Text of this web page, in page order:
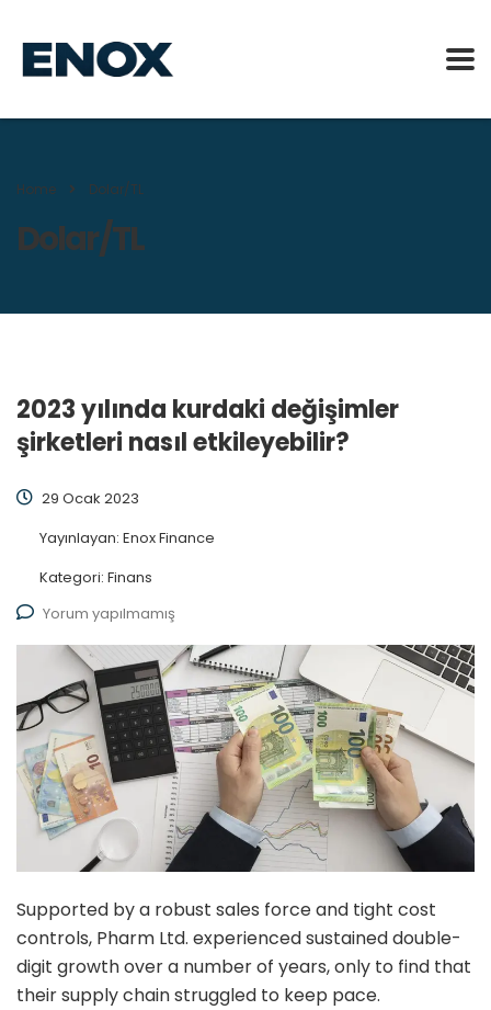
Home Dolar/TL
Dolar/TL
2023 yılında kurdaki değişimler
şirketleri nasıl etkileyebilir?
29 Ocak 2023
Yayınlayan: Enox Finance
Kategori: Finans
Yorum yapılmamış
Supported by a robust sales force and tight cost
controls, Pharm Ltd. experienced sustained double-
digit growth over a number of years, only to find that
their supply chain struggled to keep pace.